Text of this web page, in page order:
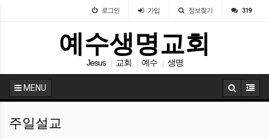
로그인 가입 정보찾기 319
예수생명교회
Jesus 교회 예수 생명
MENU
주일설교